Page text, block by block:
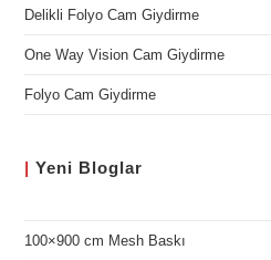
Delikli Folyo Cam Giydirme
One Way Vision Cam Giydirme
Folyo Cam Giydirme
| Yeni Bloglar
100×900 cm Mesh Baskı